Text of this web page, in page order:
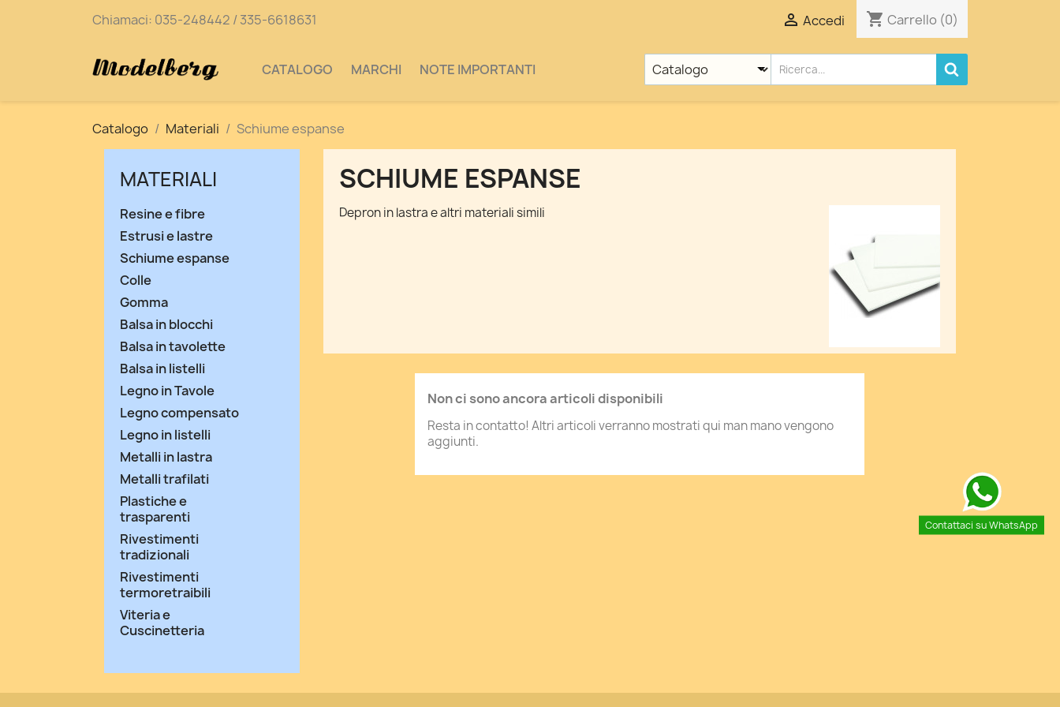
Chiamaci: 035-248442 / 335-6618631  Accedi shopping_cart Carrello (0)
CATALOGO MARCHI NOTE IMPORTANTI
Catalogo Materiali Schiume espanse
MATERIALI
Resine e fibre
Estrusi e lastre
Schiume espanse
Colle
Gomma
Balsa in blocchi
Balsa in tavolette
Balsa in listelli
Legno in Tavole
Legno compensato
Legno in listelli
Metalli in lastra
Metalli trafilati
Plastiche e
trasparenti
Rivestimenti
tradizionali
Rivestimenti
termoretraibili
Viteria e
Cuscinetteria
SCHIUME ESPANSE
Depron in lastra e altri materiali simili
Non ci sono ancora articoli disponibili
Resta in contatto! Altri articoli verranno mostrati qui man mano vengono
aggiunti.
Contattaci su WhatsApp